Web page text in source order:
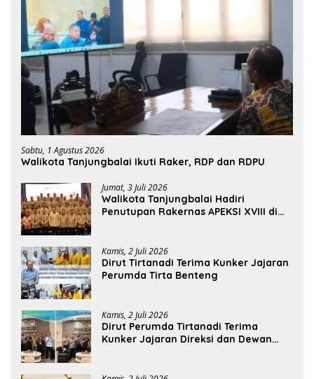
Sabtu, 1 Agustus 2026
Walikota Tanjungbalai Ikuti Raker, RDP dan RDPU
Jumat, 3 Juli 2026
Walikota Tanjungbalai Hadiri
Penutupan Rakernas APEKSI XVIII di
Kamis, 2 Juli 2026
Dirut Tirtanadi Terima Kunker Jajaran
Perumda Tirta Benteng
Kamis, 2 Juli 2026
Dirut Perumda Tirtanadi Terima
Kunker Jajaran Direksi dan Dewan